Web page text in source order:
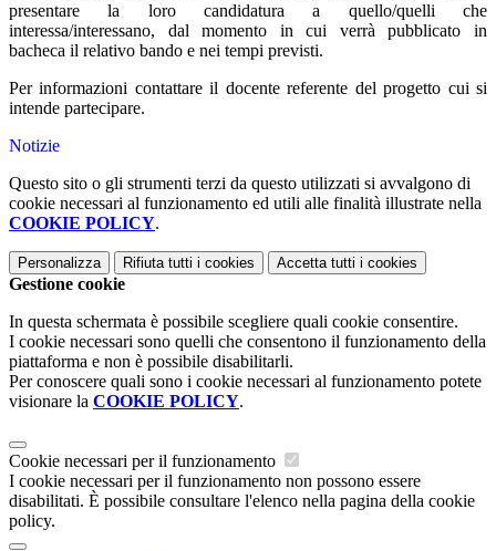
presentare la loro candidatura a quello/quelli che
interessa/interessano, dal momento in cui verrà pubblicato in
bacheca il relativo bando e nei tempi previsti.
Per informazioni contattare il docente referente del progetto cui si
intende partecipare.
Notizie
Questo sito o gli strumenti terzi da questo utilizzati si avvalgono di
cookie necessari al funzionamento ed utili alle finalità illustrate nella
COOKIE POLICY.
Personalizza Rifiuta tutti i cookies Accetta tutti i cookies
Gestione cookie
In questa schermata è possibile scegliere quali cookie consentire.
I cookie necessari sono quelli che consentono il funzionamento della
piattaforma e non è possibile disabilitarli.
Per conoscere quali sono i cookie necessari al funzionamento potete
visionare la COOKIE POLICY.
Cookie necessari per il funzionamento
I cookie necessari per il funzionamento non possono essere
disabilitati. È possibile consultare l'elenco nella pagina della cookie
policy.